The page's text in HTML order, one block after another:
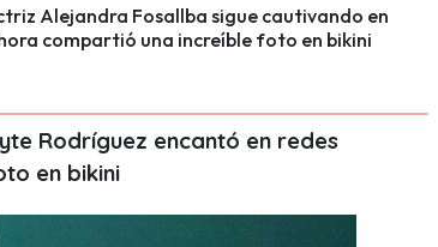
Alejandra Fosallba sigue cautivando en
compartió una increíble foto en bikini
Rodríguez encantó en redes
en bikini